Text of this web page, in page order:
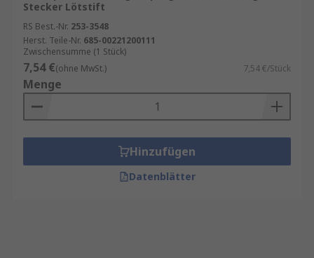
Stecker Lötstift
RS Best.-Nr. 253-3548
Herst. Teile-Nr. 685-00221200111
Zwischensumme (1 Stück)
7,54 €(ohne MwSt.) 7,54 €/Stück
Menge
Hinzufügen
Datenblätter